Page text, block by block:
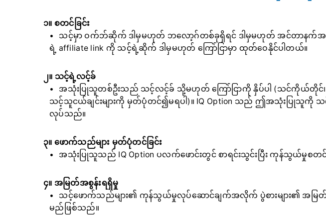
၁။ စတင်ခြင်း
သင့်မှာ ဝက်ဘ်ဆိုက် ဒါမှမဟုတ် ဘလော့ဂ်တစ်ခုရှိရင် ဒါမှမဟုတ် အင်တာနက်
ရဲ့ affiliate link ကို သင့်ရဲ့ဆိုက် ဒါမှမဟုတ် ကြော်ငြာမှာ ထုတ်ဝေနိုင်ပါတယ်။
၂။ သင့်ရဲ့လင့်ခ်
အသုံးပြုသူတစ်ဦးသည် သင့်လင့်ခ် သို့မဟုတ် ကြော်ငြာကို နှိပ်ပါ (သင်ကိုယ်တိုင်၊
သင့်သူငယ်ချင်းများကို မှတ်ပုံတင်၍မရပါ)။ IQ Option သည် ဤအသုံးပြုသူကို သင့်ထူ
လုပ်သည်။
၃။ ဖောက်သည်များ မှတ်ပုံတင်ခြင်း
အသုံးပြုသူသည် IQ Option ပလက်ဖောင်းတွင် စာရင်းသွင်းပြီး ကုန်သွယ်မှုစ
၄။ အမြတ်အစွန်းရရှိမှု
သင့်ဖောက်သည်များ၏ ကုန်သွယ်မှုလုပ်ဆောင်ချက်အလိုက် ပွဲစားများ၏ အမြ
မည်ဖြစ်သည်။